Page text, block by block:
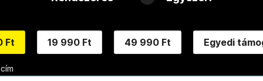
Ft 19 990 Ft 49 990 Ft Egyedi